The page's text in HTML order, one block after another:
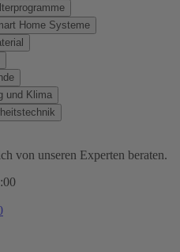
Home Systeme
und Klima
von unseren Experten beraten.